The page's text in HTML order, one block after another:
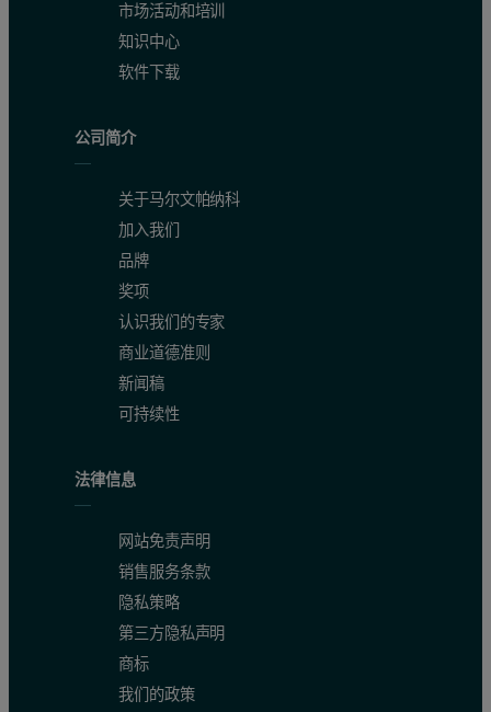
市场活动和培训
知识中心
软件下载
公司简介
关于马尔文帕纳科
加入我们
品牌
奖项
认识我们的专家
商业道德准则
新闻稿
可持续性
法律信息
网站免责声明
销售服务条款
隐私策略
第三方隐私声明
商标
我们的政策